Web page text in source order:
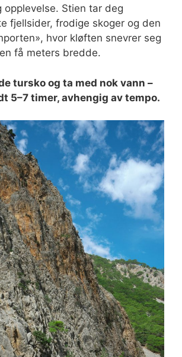
opplevelse. Stien tar deg
fjellsider, frodige skoger og den
hvor kløften snevrer seg
få meters bredde.
tursko og ta med nok vann –
5–7 timer, avhengig av tempo.